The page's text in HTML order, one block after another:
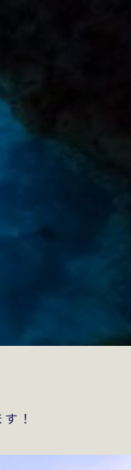
！